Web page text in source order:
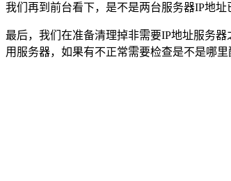
我们再到前台看下，是不是两台服务器IP地址
最后，我们在准备清理掉非需要IP地址服务
用服务器，如果有不正常需要检查是不是哪里